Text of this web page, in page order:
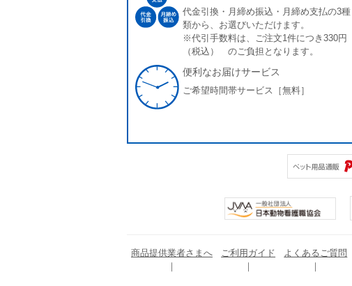
代金引換・月締め振込・月締め支払の3種
類から、お選びいただけます。
※代引手数料は、ご注文1件につき330円
（税込） のご負担となります。
便利なお届けサービス
ご希望時間帯サービス［無料］
商品提供業者さまへ ご利用ガイド よくあるご質問